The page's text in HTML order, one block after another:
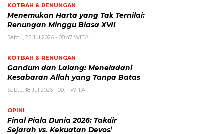
KOTBAH & RENUNGAN
Menemukan Harta yang Tak Ternilai:
Renungan Minggu Biasa XVII
Sabtu, 25 Jul 2026 - 08:47 WITA
KOTBAH & RENUNGAN
Gandum dan Lalang: Meneladani
Kesabaran Allah yang Tanpa Batas
Sabtu, 18 Jul 2026 - 09:11 WITA
OPINI
Final Piala Dunia 2026: Takdir
Sejarah vs. Kekuatan Devosi